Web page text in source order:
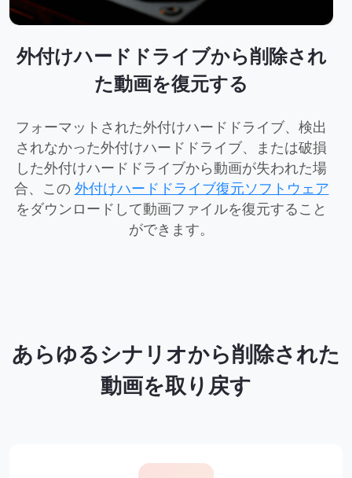
外付けハードドライブから削除され
た動画を復元する
フォーマットされた外付けハードドライブ、検出
されなかった外付けハードドライブ、または破損
した外付けハードドライブから動画が失われた場
合、この外付けハードドライブ復元ソフトウェア
をダウンロードして動画ファイルを復元すること
ができます。
あらゆるシナリオから削除された
動画を取り戻す